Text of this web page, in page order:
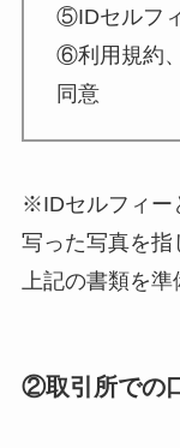
⑤IDセルフ
⑥利用規約
同意
※IDセルフィー
写った写真を指
上記の書類を
②取引所での